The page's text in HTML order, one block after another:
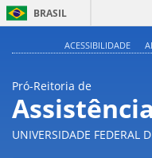
BRASIL
ACESSIBILIDADE
Pró-Reitoria de
UNIVERSIDADE FEDERAL